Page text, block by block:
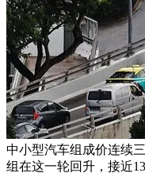
中小型汽车组成价连续
组在这一轮回升，接近